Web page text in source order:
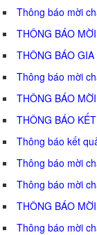
Thông báo mời
THÔNG BÁO
THÔNG BÁO
Thông báo mời
THÔNG BÁO
THÔNG BÁO
Thông báo kết
Thông báo mời
Thông báo mời
THÔNG BÁO
Thông báo mời